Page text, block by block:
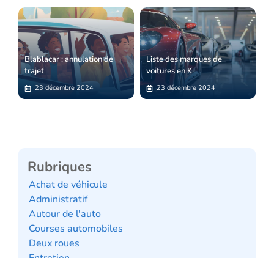
Blablacar : annulation de
trajet
23 décembre 2024
Liste des marques de
voitures en K
23 décembre 2024
Rubriques
Achat de véhicule
Administratif
Autour de l'auto
Courses automobiles
Deux roues